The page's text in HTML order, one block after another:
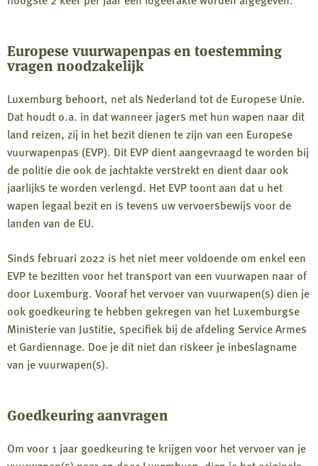
Europese vuurwapenpas en toestemming
vragen noodzakelijk
Luxemburg behoort, net als Nederland tot de Europese Unie.
Dat houdt o.a. in dat wanneer jagers met hun wapen naar dit
land reizen, zij in het bezit dienen te zijn van een Europese
vuurwapenpas (EVP). Dit EVP dient aangevraagd te worden bij
de politie die ook de jachtakte verstrekt en dient daar ook
jaarlijks te worden verlengd. Het EVP toont aan dat u het
wapen legaal bezit en is tevens uw vervoersbewijs voor de
landen van de EU.
Sinds februari 2022 is het niet meer voldoende om enkel een
EVP te bezitten voor het transport van een vuurwapen naar of
door Luxemburg. Vooraf het vervoer van vuurwapen(s) dien je
ook goedkeuring te hebben gekregen van het Luxemburgse
Ministerie van Justitie, specifiek bij de afdeling Service Armes
et Gardiennage. Doe je dit niet dan riskeer je inbeslagname
van je vuurwapen(s).
Goedkeuring aanvragen
Om voor 1 jaar goedkeuring te krijgen voor het vervoer van je